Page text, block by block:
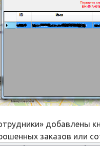
добавлены
заказов или